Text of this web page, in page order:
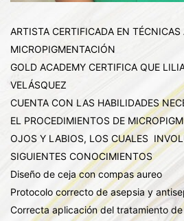
ARTISTA CERTIFICADA EN TÉCNICAS
MICROPIGMENTACIÓN
GOLD ACADEMY CERTIFICA QUE
VELÁSQUEZ
CUENTA CON LAS HABILIDADES
EL PROCEDIMIENTOS DE
OJOS Y LABIOS, LOS CUALES
SIGUIENTES CONOCIMIENTOS
Diseño de ceja con compas aureo
Protocolo correcto de asepsia y
Correcta aplicación del tratamiento